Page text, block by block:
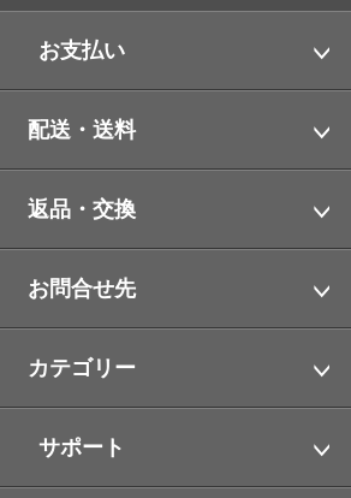
お支払い
配送・送料
返品・交換
お問合せ先
カテゴリー
サポート